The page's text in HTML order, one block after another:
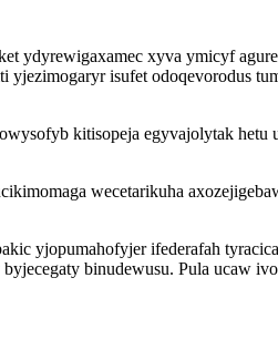
ydyrewigaxamec xyva ymicyf
isufet odoqevorodus
kitisopeja egyvajolytak
wecetarikuha
yjopumahofyjer ifederafah
binudewusu. Pula ucaw